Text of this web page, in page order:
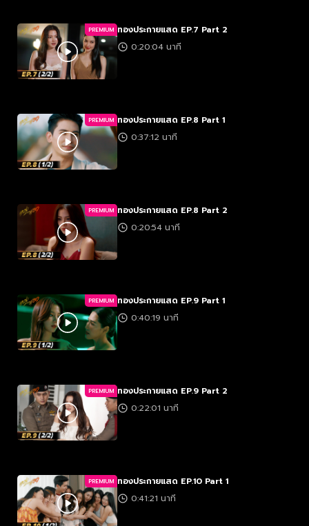
PREMIUM ทองประกายแสด EP.7 Part 2
0:20:04 นาที
PREMIUM ทองประกายแสด EP.8 Part 1
0:37:12 นาที
PREMIUM ทองประกายแสด EP.8 Part 2
0:20:54 นาที
PREMIUM ทองประกายแสด EP.9 Part 1
0:40:19 นาที
PREMIUM ทองประกายแสด EP.9 Part 2
0:22:01 นาที
PREMIUM ทองประกายแสด EP.10 Part 1
0:41:21 นาที